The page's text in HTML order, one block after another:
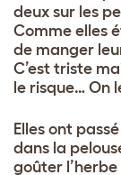
deux sur les
Comme elles
de manger
C’est triste
le risque… On
Elles ont
dans la
goûter